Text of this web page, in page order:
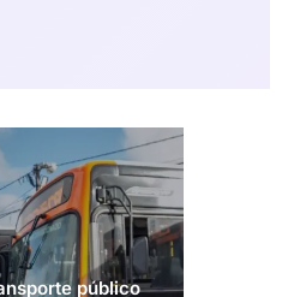
público